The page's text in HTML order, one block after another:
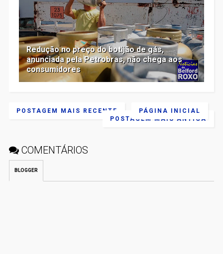
Redução no preço do botijão de gás,
anunciada pela Petrobras, não chega aos
consumidores
POSTAGEM MAIS RECENTE
POSTAGEM MAIS ANTIGA
PÁGINA INICIAL
COMENTÁRIOS
BLOGGER